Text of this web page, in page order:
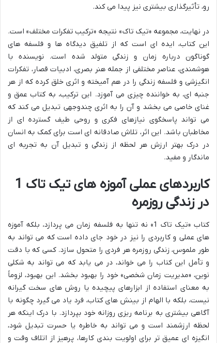
رو، تأثیرگذاری بیشتری نیز پیدا می کند.
در نهایت، مجموعه «تیک تاک» نتیجه «ترکیب تفکرات مختلف» است.
این کتاب، ایده ای است که از تلفیق دیدگاه ها و فلسفه های
گوناگون درباره زمان و زندگی متولد شده است. نویسنده با
هوشمندی، عناصر مختلفی از جمله هنر بصری، ادبیات قصار، تفکرات
انگیزشی و فلسفه زندگی را در هم آمیخته و اثری خلق کرده که از هر
جنبه ای، به خواننده چیزی می آموزد. این ترکیب، به کتاب عمق و
غنای خاصی می بخشد و آن را به اثری چندوجهی تبدیل می کند که
می تواند پاسخگوی نیازهای فکری و روحی طیف گسترده ای از
مخاطبان باشد. این اثر، تلاش صادقانه ای است برای کمک به انسان
در درک بهتر ارزش هر لحظه از زندگی و تبدیل آن به تجربه ای
ماندگار و مفید.
کاربردهای عملی آموزه های تیک تاک 1
در زندگی روزمره
کتاب «تیک تاک 1» نه تنها به فلسفه زمان می پردازد، بلکه آموزه
های عملی و کاربردی را نیز در خود جای داده است که می تواند به
طور ملموس، زندگی روزمره هر فردی را متحول سازد. کسی که با دقت
و تأمل این کتاب را می خواند، در می یابد که می تواند به شکلی
نوین، «مدیریت زمان شخصی» خود را بهبود بخشد. این بهبود، لزوماً
به معنای استفاده از ابزارهای پیچیده یا روش های سخت گیرانه
نیست، بلکه با الهام از بینش های کتاب، فرد یاد می گیرد چگونه با
آگاهی بیشتری به برنامه ریزی روزانه خود بپردازد. با درک اینکه هر
لحظه ارزشمند است و می تواند به خاطره یا حسرت تبدیل شود،
انگیزه ای عمیق تر برای اولویت بندی کارها، پرهیز از اتلاف وقت و